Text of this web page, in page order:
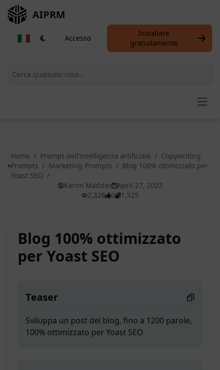
AIPRM
Accesso
Installare
gratuitamente
Home / Prompt dell’intelligenza artificiale / Copywriting
Prompts / Marketing Prompts / Blog 100% ottimizzato per
Yoast SEO /
Karim Madder
April 27, 2023
2,328
0 1,525
Blog 100% ottimizzato
per Yoast SEO
Teaser
Sviluppa un post del blog, fino a 1200 parole,
100% ottimizzato per Yoast SEO